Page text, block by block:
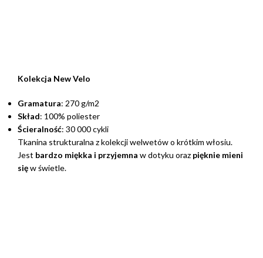
Kolekcja New Velo
Gramatura: 270 g/m2
Skład: 100% poliester
Ścieralność: 30 000 cykli
Tkanina strukturalna z kolekcji welwetów o krótkim włosiu.
Jest bardzo miękka i przyjemna w dotyku oraz pięknie mieni
sięw świetle.